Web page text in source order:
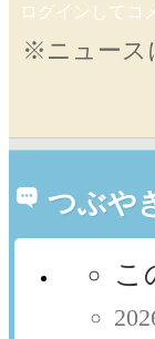
ログインしてコ
※ニュース
つぶや
こ